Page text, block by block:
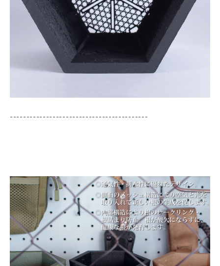
------------------------------------------